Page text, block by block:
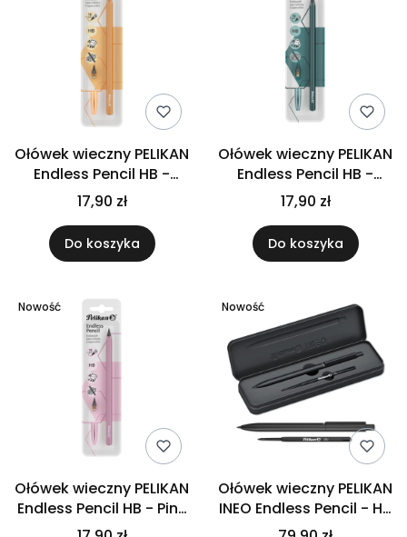
Ołówek wieczny PELIKAN
Endless Pencil HB -
Amber
17,90 zł
Do koszyka
Ołówek wieczny PELIKAN
Endless Pencil HB -
Mediterranea blue
17,90 zł
Do koszyka
Nowość
Ołówek wieczny PELIKAN
Endless Pencil HB - Pink
powder
Nowość
Ołówek wieczny PELIKAN
INEO Endless Pencil - HB
- Black rock